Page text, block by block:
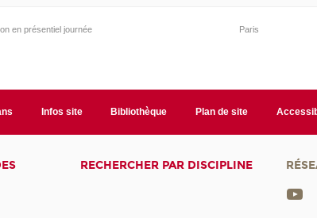
en présentiel journée Paris
Infos site Bibliothèque Plan de site
RECHERCHER PAR DISCIPLINE